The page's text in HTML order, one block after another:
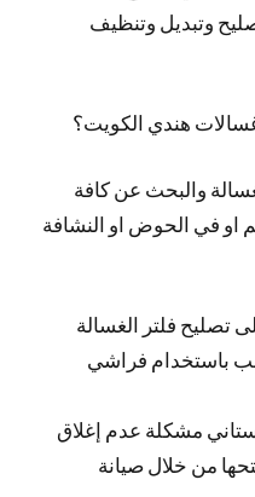
وتبديل وتنظيف
هندي الكويت؟
والبحث عن كافة
او في الحوض او النشافة
تصليح فلتر الغسالة
باستخدام فراشي
مشكلة عدم إغلاق
من خلال صيانة